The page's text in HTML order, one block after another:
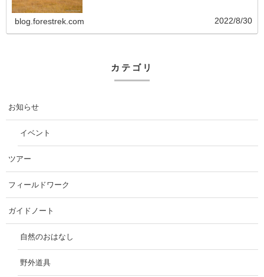
blog.forestrek.com 2022/8/30
カテゴリ
お知らせ
イベント
ツアー
フィールドワーク
ガイドノート
自然のおはなし
野外道具